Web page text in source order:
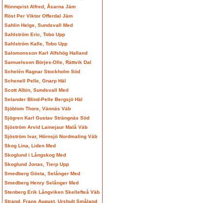
Rönnqvist Alfred, Åsarna Jäm
Röst Per Viktor Offerdal Jäm
Sahlin Helge, Sundsvall Med
Sahlström Eric, Tobo Upp
Sahlström Kalle, Tobo Upp
Salomonsson Karl Alfshög Halland
Samuelsson Börjes-Olle, Rättvik Dal
Schelén Ragnar Stockholm Söd
Schenell Pelle, Gnarp Häl
Scott Albin, Sundsvall Med
Selander Blind-Pelle Bergsjö Häl
Sjöblom Thore, Vännäs Väb
Sjögren Karl Gustav Strängnäs Söd
Sjöström Arvid Lainejaur Malå Väb
Sjöström Ivar, Hörnsjö Nordmaling Väb
Skog Lina, Liden Med
Skoglund i Långskog Med
Skoglund Jonas, Tierp Upp
Smedberg Gösta, Selånger Med
Smedberg Henry Selånger Med
Stenberg Erik Långviken Skellefteå Väb
Strand, Frans August, Urshult Småland